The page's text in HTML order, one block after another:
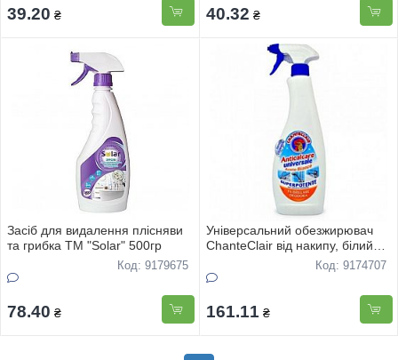
39.20 ₴ 40.32 ₴
Засіб для видалення плісняви
та грибка ТМ "Solar" 500гр
Код: 9179675
78.40 ₴
Універсальний обезжирювач
ChanteClair від накипу, білий
оцет 625 мл. спрейКод: 9174707
161.11 ₴